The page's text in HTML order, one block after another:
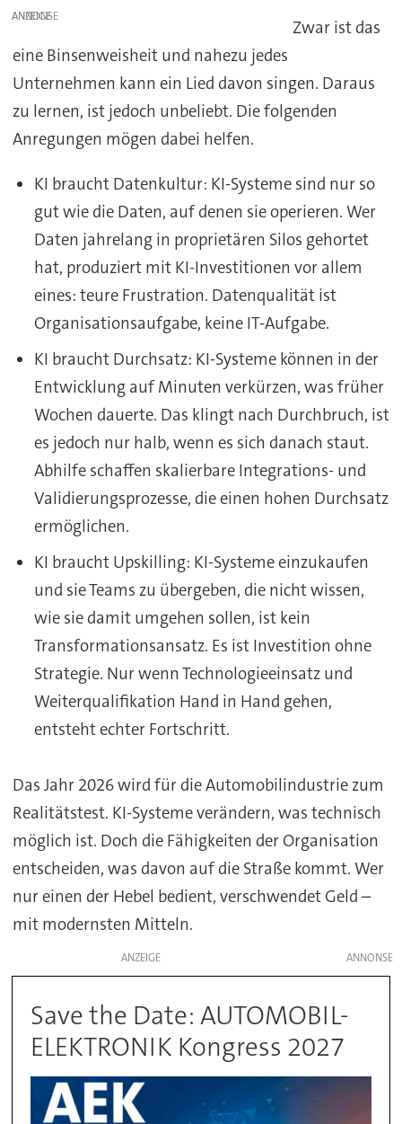
ANZEIGE
Zwar ist das
eine Binsenweisheit und nahezu jedes
Unternehmen kann ein Lied davon singen. Daraus
zu lernen, ist jedoch unbeliebt. Die folgenden
Anregungen mögen dabei helfen.
KI braucht Datenkultur: KI-Systeme sind nur so
gut wie die Daten, auf denen sie operieren. Wer
Daten jahrelang in proprietären Silos gehortet
hat, produziert mit KI-Investitionen vor allem
eines: teure Frustration. Datenqualität ist
Organisationsaufgabe, keine IT-Aufgabe.
KI braucht Durchsatz: KI-Systeme können in der
Entwicklung auf Minuten verkürzen, was früher
Wochen dauerte. Das klingt nach Durchbruch, ist
es jedoch nur halb, wenn es sich danach staut.
Abhilfe schaffen skalierbare Integrations- und
Validierungsprozesse, die einen hohen Durchsatz
ermöglichen.
KI braucht Upskilling: KI-Systeme einzukaufen
und sie Teams zu übergeben, die nicht wissen,
wie sie damit umgehen sollen, ist kein
Transformationsansatz. Es ist Investition ohne
Strategie. Nur wenn Technologieeinsatz und
Weiterqualifikation Hand in Hand gehen,
entsteht echter Fortschritt.
Das Jahr 2026 wird für die Automobilindustrie zum
Realitätstest. KI-Systeme verändern, was technisch
möglich ist. Doch die Fähigkeiten der Organisation
entscheiden, was davon auf die Straße kommt. Wer
nur einen der Hebel bedient, verschwendet Geld –
mit modernsten Mitteln.
ANZEIGE
Save the Date: AUTOMOBIL-
ELEKTRONIK Kongress 2027